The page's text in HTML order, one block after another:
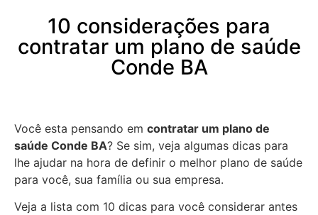
10 considerações para
contratar um plano de saúde
Conde BA
Você esta pensando em contratar um plano de
saúde Conde BA? Se sim, veja algumas dicas para
lhe ajudar na hora de definir o melhor plano de saúde
para você, sua família ou sua empresa.
Veja a lista com 10 dicas para você considerar antes